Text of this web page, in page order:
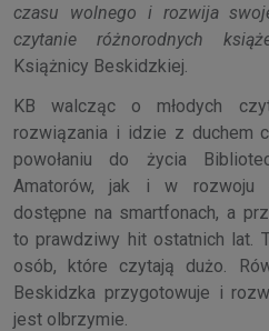
czasu wolnego i rozwija
czytanie różnorodnych
Książnicy Beskidzkiej.
KB walcząc o młodych
rozwiązania i idzie z duchem
powołaniu do życia
Amatorów, jak i w rozwoju
dostępne na smartfonach, a
to prawdziwy hit ostatnich lat.
osób, które czytają dużo.
Beskidzka przygotowuje i
jest olbrzymie.